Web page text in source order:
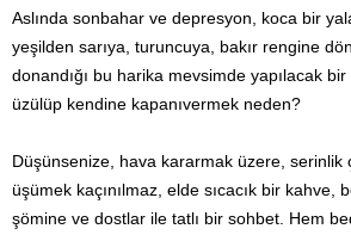
Aslında sonbahar ve depresyon, koca bir
yeşilden sarıya, turuncuya, bakır rengine
donandığı bu harika mevsimde yapılacak
üzülüp kendine kapanıvermek neden?
Düşünsenize, hava kararmak üzere, serinlik
üşümek kaçınılmaz, elde sıcacık bir kahve,
şömine ve dostlar ile tatlı bir sohbet. Hem